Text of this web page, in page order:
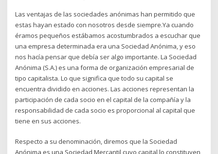
Las ventajas de las sociedades anónimas han permitido que
estas hayan estado con nosotros desde siempre.Ya cuando
éramos pequeños estábamos acostumbrados a escuchar que
una empresa determinada era una Sociedad Anónima, y eso
nos hacía pensar que debía ser algo importante. La Sociedad
Anónima (S.A.) es una forma de organización empresarial de
tipo capitalista. Lo que significa que todo su capital se
encuentra dividido en acciones. Las acciones representan la
participación de cada socio en el capital de la compañía y la
responsabilidad de cada socio es proporcional al capital que
tiene en sus acciones.
Respecto a su denominación, diremos que la Sociedad
Anónima es una Sociedad Mercantil cuyo capital lo constituyen